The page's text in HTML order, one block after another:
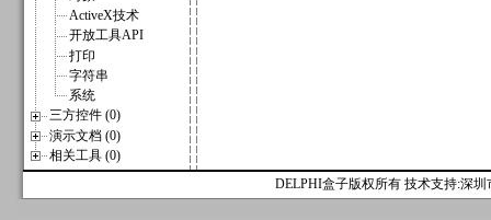
ActiveX技术
开放工具API
打印
字符串
系统
三方控件 (0)
演示文档 (0)
相关工具 (0)
DELPHI盒子版权所有 技术支持:深